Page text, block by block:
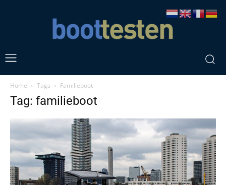
Home Tags Familieboot
Tag: familieboot